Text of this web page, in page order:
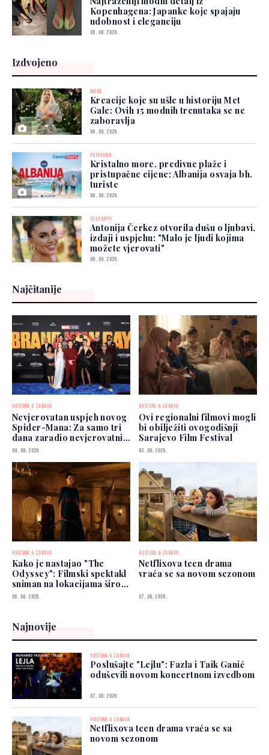
Kopenhagena: Japanke koje spajaju
udobnost i eleganciju
06. 08. 2026.
Izdvojeno
MODA
Kreacije koje su ušle u historiju Met
Gale: Ovih 15 modnih trenutaka se ne
zaboravlja
06. 08. 2026.
PUTOVANJA
Kristalno more, predivne plaže i
pristupačne cijene: Albanija osvaja bh.
turiste
06. 08. 2026.
CELEBRITY
Antonija Čerkez otvorila dušu o ljubavi,
izdaji i uspjehu: "Malo je ljudi kojima
možete vjerovati"
05. 08. 2026.
Najčitanije
KULTURA & ZABAVA
Nevjerovatan uspjeh novog
Spider-Mana: Za samo tri
dana zaradio nevjerovatnih
927 miliona dolara
04. 08. 2026.
KULTURA & ZABAVA
Ovi regionalni filmovi mogli
bi obilježiti ovogodišnji
Sarajevo Film Festival
03. 08. 2026.
KULTURA & ZABAVA
Kako je nastajao "The
Odyssey": Filmski spektakl
sniman na lokacijama širom
svijeta
06. 08. 2026.
KULTURA & ZABAVA
Netflixova teen drama
vraća se sa novom sezonom
07. 08. 2026.
Najnovije
KULTURA & ZABAVA
Poslušajte "Lejlu": Fazla i Taik Ganić
oduševili novom koncertnom izvedbom
07. 08. 2026.
KULTURA & ZABAVA
Netflixova teen drama vraća se sa
novom sezonom